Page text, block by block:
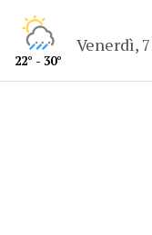
22° - 30°
Venerdì,